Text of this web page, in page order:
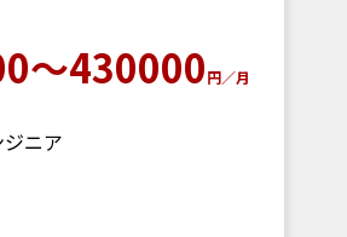
～430000円／月
ニア